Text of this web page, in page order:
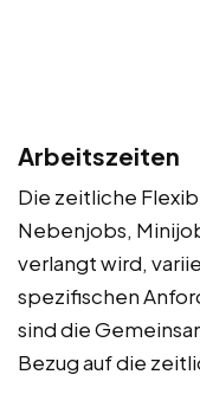
Arbeitszeiten
Die zeitliche
Nebenjobs,
verlangt wird,
spezifischen
sind die
Bezug auf die